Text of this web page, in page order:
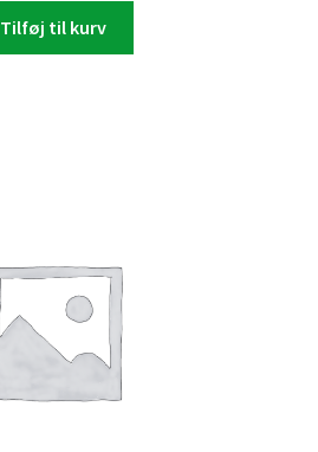
Tilføj til kurv